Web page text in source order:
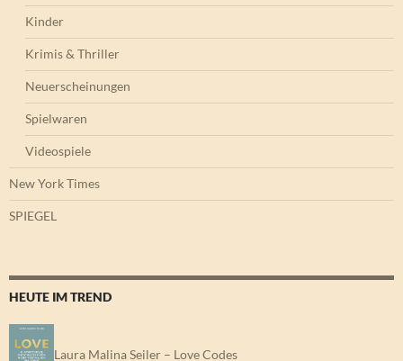
Kinder
Krimis & Thriller
Neuerscheinungen
Spielwaren
Videospiele
New York Times
SPIEGEL
HEUTE IM TREND
Laura Malina Seiler – Love Codes